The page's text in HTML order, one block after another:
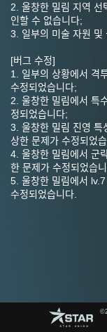
2. 울창한 밀림 지역 선
인할 수 없습니다;
3. 일부의 미술 자원 및
[버그 수정]
1. 일부의 상황에서 격
수정되었습니다;
2. 울창한 밀림에서 특
정되었습니다;
3. 울창한 밀림 진영 특
상한 문제가 수정되었
4. 울창한 밀림에서 군
한 문제가 수정되었습
5. 울창한 밀림에서
수정되었습니다.